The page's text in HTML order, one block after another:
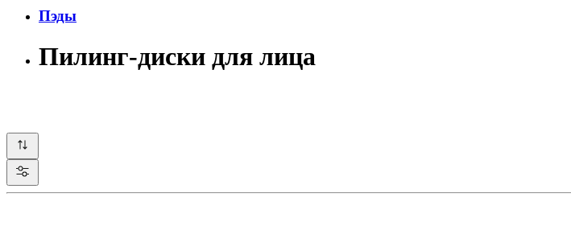
Пэды
Пилинг-диски для лица